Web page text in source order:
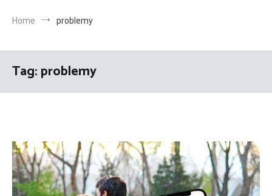
Home problemy
Tag:problemy